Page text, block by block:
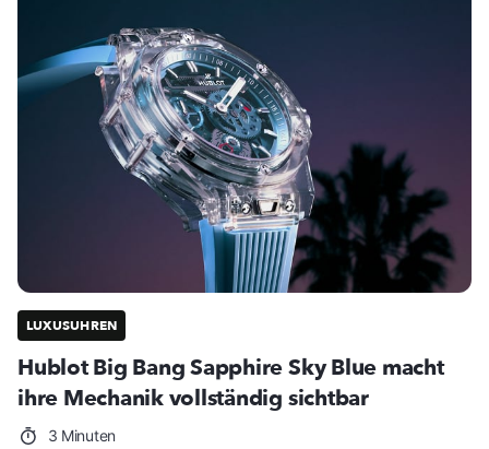
LUXUSUHREN
Hublot Big Bang Sapphire Sky Blue macht
ihre Mechanik vollständig sichtbar
3 Minuten